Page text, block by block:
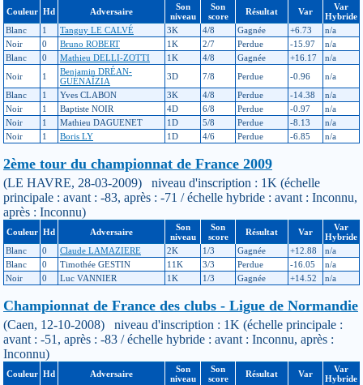
Couleur Hd Adversaire
Son
niveau
Son
score
Résultat Var
Var
Hybride
Blanc
1 Tanguy LE CALVÉ 3K 4/8 Gagnée +6.73
n/a
Noir
0 Bruno ROBERT 1K 2/7 Perdue -15.97
n/a
Blanc
0 Mathieu DELLI-ZOTTI 1K 4/8 Gagnée +16.17
n/a
Noir
1
Benjamin DRÉAN-
GUÉNAÏZIA
3D 7/8 Perdue -0.96
n/a
Blanc
1 Yves CLABON 3K 4/8 Perdue -14.38
n/a
Noir
1 Baptiste NOIR 4D 6/8 Perdue -0.97
n/a
Noir
1 Mathieu DAGUENET 1D 5/8 Perdue -8.13
n/a
Noir
1 Boris LY 1D 4/6 Perdue -6.85 n/a
2ème tour du championnat de France 2009
(LE HAVRE, 28-03-2009) niveau d'inscription : 1K (échelle
principale : avant : -83, après : -71 / échelle hybride : avant : Inconnu,
après : Inconnu)
Couleur Hd Adversaire
Son
niveau
Son
score
Résultat Var
Var
Hybride
Blanc
0 Claude LAMAZIERE 2K 1/3 Gagnée +12.88
n/a
Blanc
0 Timothée GESTIN 11K 3/3 Perdue -16.05
n/a
Noir
0 Luc VANNIER 1K 1/3 Gagnée +14.52 n/a
Championnat de France des clubs - Ligue de Normandie
(Caen, 12-10-2008) niveau d'inscription : 1K (échelle principale :
avant : -51, après : -83 / échelle hybride : avant : Inconnu, après :
Inconnu)
Couleur Hd Adversaire
Son
niveau
Son
score
Résultat Var
Var
Hybride